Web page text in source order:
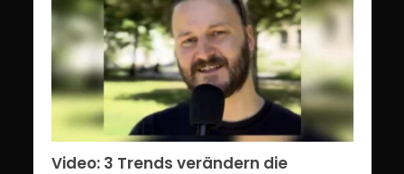
Video: 3 Trends verändern die